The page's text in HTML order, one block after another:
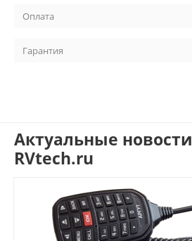
Оплата
Гарантия
Актуальные новости
RVtech.ru